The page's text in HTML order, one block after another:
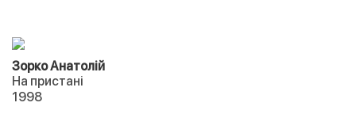
Зорко Анатолій
На пристані
1998